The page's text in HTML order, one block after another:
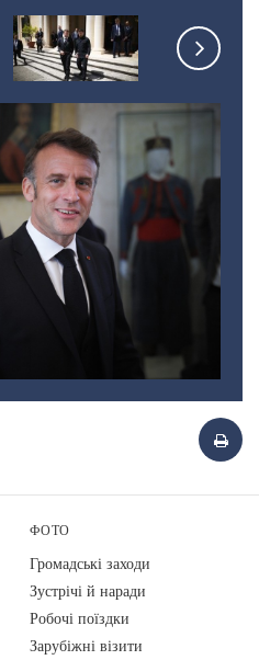
ФОТО
Громадські заходи
Зустрічі й наради
Робочі поїздки
Зарубіжні візити